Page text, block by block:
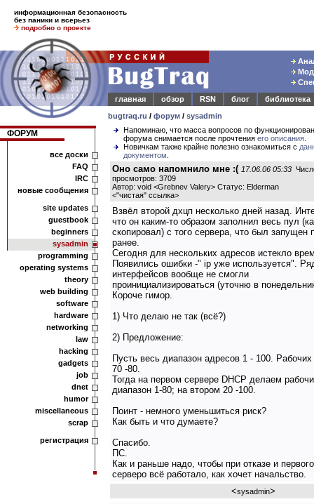
информационная безопасность
без паники и всерьез
подробно о проекте
главная
обзор RSN блог
библиотека
bugtraq.ru / форум / sysadmin
ФОРУМ
все доски
FAQ
IRC
новые сообщения
site updates
guestbook
beginners
sysadmin
programming
operating systems
theory
web building
software
hardware
networking
law
hacking
gadgets
job
dnet
humor
miscellaneous
scrap
регистрация
Напоминаю, что масса вопросов по
форума снимается после прочтения его описания
Новичкам также крайне полезно ознакомиться с
документом
Оно само напомнило мне :( 17.06.06 05:33
просмотров: 3709
Автор: void <Grebnev Valery> Статус: Elderman
<"чистая" ссылка>
Взвёл второй дхцп несколько дней назад.
что он каким-то образом заполнил весь пул
скопировал) с того сервера, что был запущен
ранее.
Сегодня для нескольких адресов истекло
Появились ошибки -" ip уже используется".
интерфейсов вообще не смогли
проинициализироваться (уточню в
Короче гимор.
1) Что делаю не так (всё?)
2) Предложение:
Пусть весь диапазон адресов 1 - 100. Рабочих
70 -80.
Тогда на первом сервере DHCP делаем
диапазон 1-80; на втором 20 -100.
Поинт - немного уменьшиться риск?
Как быть и что думаете?
Спасибо.
ПС.
Как и раньше надо, чтобы при отказе и первого
серверо всё работало, как хочет начальство.
<sysadmin>